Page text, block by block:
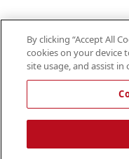
La información
destinada
sustituye el consejo
consultar a un
descontinuar
By clicking “Accept All
cookies on your device
site usage, and assist